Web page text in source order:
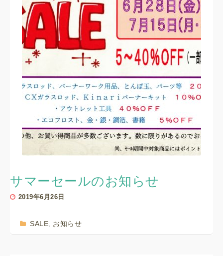
サマーセールのお知らせ
2019年6月26日
SALE, お知らせ